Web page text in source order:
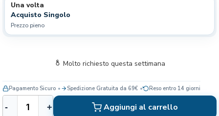
Una volta
Acquisto Singolo
Prezzo pieno
o
- + Aggiungi al carrello
Molto richiesto questa settimana
Pagamento Sicuro Spedizione Gratuita da 69€ Reso entro 14 giorni